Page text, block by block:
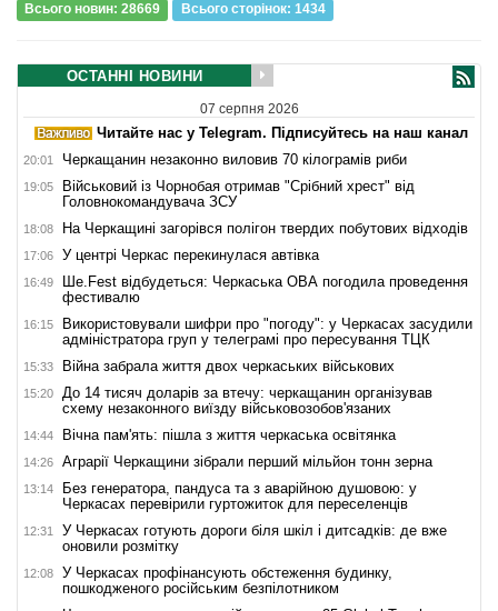
Всього новин: 28669 Всього сторiнок: 1434
ОСТАННІ НОВИНИ
07 серпня 2026
Читайте нас у Telegram. Підписуйтесь на наш канал
20:01 Черкащанин незаконно виловив 70 кілограмів риби
19:05
Військовий із Чорнобая отримав "Срібний хрест" від
Головнокомандувача ЗСУ
18:08 На Черкащині загорівся полігон твердих побутових відходів
17:06 У центрі Черкас перекинулася автівка
16:49
Ше.Fest відбудеться: Черкаська ОВА погодила проведення
фестивалю
16:15
Використовували шифри про "погоду": у Черкасах засудили
адміністратора груп у телеграмі про пересування ТЦК
15:33 Війна забрала життя двох черкаських військових
15:20
До 14 тисяч доларів за втечу: черкащанин організував
схему незаконного виїзду військовозобов'язаних
14:44 Вічна пам'ять: пішла з життя черкаська освітянка
14:26 Аграрії Черкащини зібрали перший мільйон тонн зерна
13:14
Без генератора, пандуса та з аварійною душовою: у
Черкасах перевірили гуртожиток для переселенців
12:31
У Черкасах готують дороги біля шкіл і дитсадків: де вже
оновили розмітку
12:08
У Черкасах профінансують обстеження будинку,
пошкодженого російським безпілотником